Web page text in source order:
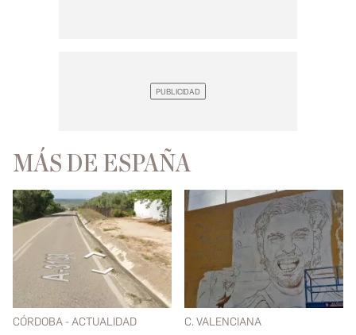
MÁS DE ESPAÑA
CÓRDOBA - ACTUALIDAD C. VALENCIANA